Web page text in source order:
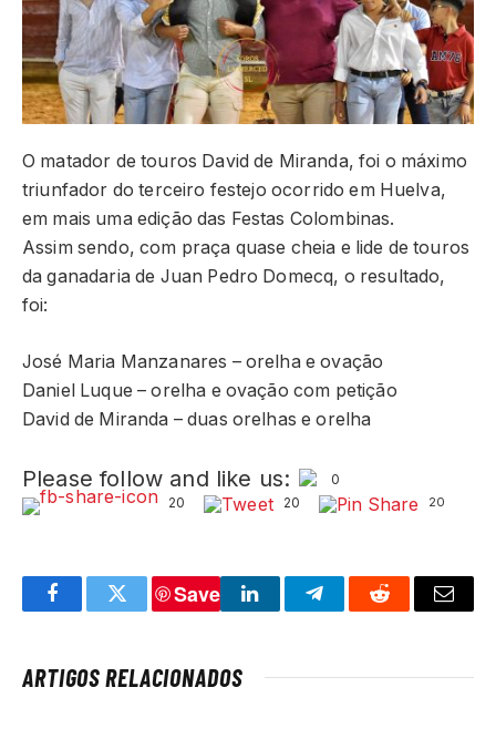
O matador de touros David de Miranda, foi o máximo
triunfador do terceiro festejo ocorrido em Huelva,
em mais uma edição das Festas Colombinas.
Assim sendo, com praça quase cheia e lide de touros
da ganadaria de Juan Pedro Domecq, o resultado,
foi:
José Maria Manzanares – orelha e ovação
Daniel Luque – orelha e ovação com petição
David de Miranda – duas orelhas e orelha
Please follow and like us:
0
20
20 20
FacebookTwitter
Save
LinkedInTelegramReddit Email
ARTIGOS RELACIONADOS